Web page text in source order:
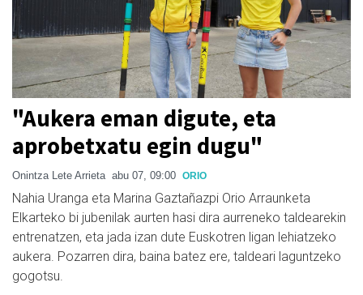
"Aukera eman digute, eta
aprobetxatu egin dugu"
Onintza Lete Arrieta abu 07, 09:00 ORIO
Nahia Uranga eta Marina Gaztañazpi Orio Arraunketa
Elkarteko bi jubenilak aurten hasi dira aurreneko taldearekin
entrenatzen, eta jada izan dute Euskotren ligan lehiatzeko
aukera. Pozarren dira, baina batez ere, taldeari laguntzeko
gogotsu.